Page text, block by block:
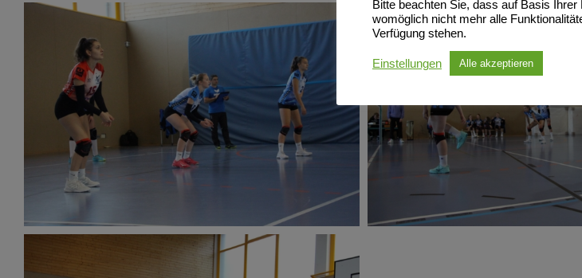
Bitte beachten Sie, dass auf Basis Ihrer
womöglich nicht mehr alle
Verfügung stehen.
Einstellungen Alle akzeptieren